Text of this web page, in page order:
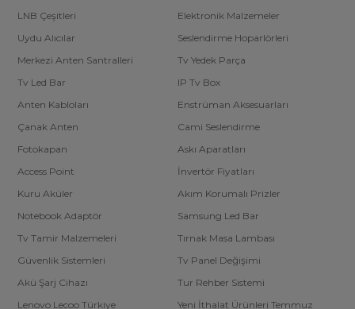
LNB Çeşitleri
Elektronik Malzemeler
Uydu Alıcılar
Seslendirme Hoparlörleri
Merkezi Anten Santralleri
Tv Yedek Parça
Tv Led Bar
IP Tv Box
Anten Kabloları
Enstrüman Aksesuarları
Çanak Anten
Cami Seslendirme
Fotokapan
Askı Aparatları
Access Point
İnvertör Fiyatları
Kuru Aküler
Akım Korumalı Prizler
Notebook Adaptör
Samsung Led Bar
Tv Tamir Malzemeleri
Tırnak Masa Lambası
Güvenlik Sistemleri
Tv Panel Değişimi
Akü Şarj Cihazı
Tur Rehber Sistemi
Lenovo Lecoo Türkiye
Yeni İthalat Ürünleri Temmuz